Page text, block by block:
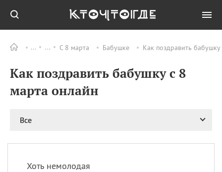
С 8 марта Бабушке Как поздравить
Как поздравить бабушку с 8
марта онлайн
Все
Хоть немолодая
ПРАЗДНИКИ Все
09.08 День памяти жертв
атомной
день